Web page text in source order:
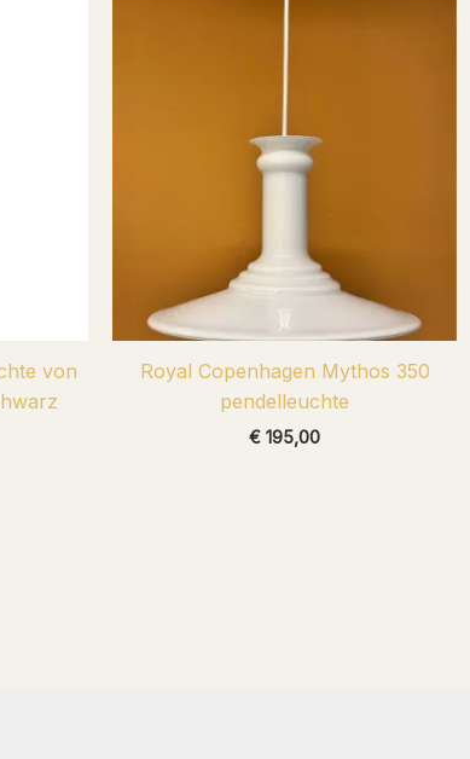
von
Royal Copenhagen Mythos 350
pendelleuchte
€ 195,00